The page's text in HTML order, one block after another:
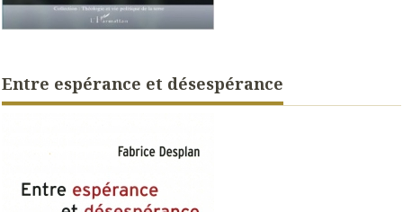
Entre espérance et désespérance